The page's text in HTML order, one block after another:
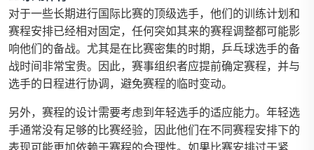
对于一些长期进行国际比赛的顶级选手，他们的训练计划和
赛程安排已经相对固定，任何突如其来的赛程调整都可能影
响他们的备战。尤其是在比赛密集的时期，乒乓球选手的备
战时间非常宝贵。因此，赛事组织者应提前确定赛程，并与
选手的日程进行协调，避免赛程的临时变动。
另外，赛程的设计需要考虑到年轻选手的适应能力。年轻选
手通常没有足够的比赛经验，因此他们在不同赛程安排下的